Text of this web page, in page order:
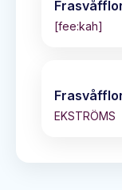
[fee:kah]
EKSTRÖMS